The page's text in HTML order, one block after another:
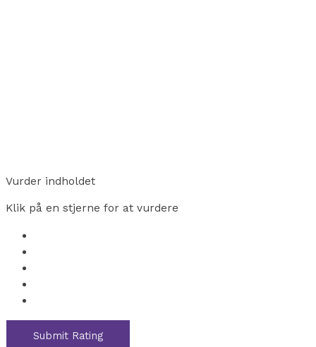
Vurder indholdet
Klik på en stjerne for at vurdere
Submit Rating